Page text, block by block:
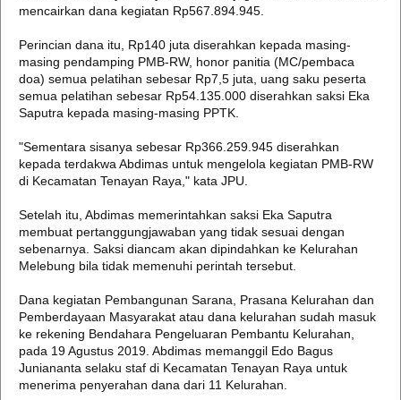
mencairkan dana kegiatan Rp567.894.945.
Perincian dana itu, Rp140 juta diserahkan kepada masing-
masing pendamping PMB-RW, honor panitia (MC/pembaca
doa) semua pelatihan sebesar Rp7,5 juta, uang saku peserta
semua pelatihan sebesar Rp54.135.000 diserahkan saksi Eka
Saputra kepada masing-masing PPTK.
"Sementara sisanya sebesar Rp366.259.945 diserahkan
kepada terdakwa Abdimas untuk mengelola kegiatan PMB-RW
di Kecamatan Tenayan Raya," kata JPU.
Setelah itu, Abdimas memerintahkan saksi Eka Saputra
membuat pertanggungjawaban yang tidak sesuai dengan
sebenarnya. Saksi diancam akan dipindahkan ke Kelurahan
Melebung bila tidak memenuhi perintah tersebut.
Dana kegiatan Pembangunan Sarana, Prasana Kelurahan dan
Pemberdayaan Masyarakat atau dana kelurahan sudah masuk
ke rekening Bendahara Pengeluaran Pembantu Kelurahan,
pada 19 Agustus 2019. Abdimas memanggil Edo Bagus
Juniananta selaku staf di Kecamatan Tenayan Raya untuk
menerima penyerahan dana dari 11 Kelurahan.